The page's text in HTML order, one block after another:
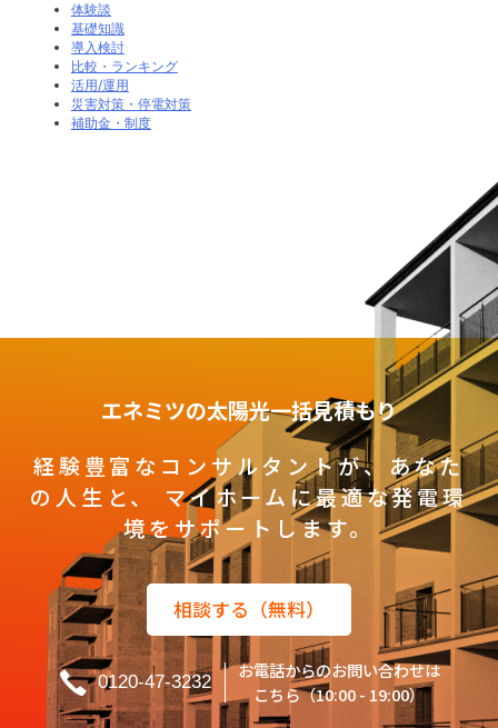
体験談
基礎知識
導入検討
比較・ランキング
活用/運用
災害対策・停電対策
補助金・制度
エネミツの太陽光一括見積もり
経験豊富なコンサルタントが、あなた
の人生と、
マイホームに最適な発電環
境をサポートします。
相談する（無料）
0120-47-3232
お電話からのお問い合わせは
こちら（10:00 - 19:00）